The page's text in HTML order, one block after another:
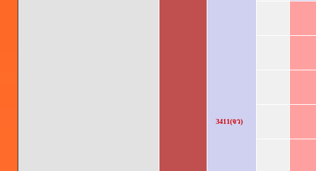
3411(จว)